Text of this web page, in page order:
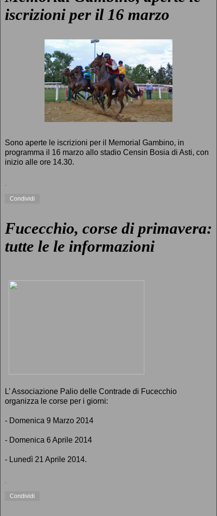
iscrizioni per il 16 marzo
Sono aperte le iscrizioni per il Memorial Gambino, in
programma il 16 marzo allo stadio Censin Bosia di Asti, con
inizio alle ore 14.30.
Condividi
Fucecchio, corse di primavera:
tutte le le informazioni
L’ Associazione Palio delle Contrade di Fucecchio
organizza le corse per i giorni:
- Domenica 9 Marzo 2014
- Domenica 6 Aprile 2014
- Lunedì 21 Aprile 2014.
Condividi